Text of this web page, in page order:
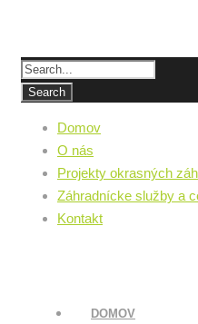
Domov
O nás
Projekty okrasných
Záhradnícke služby a
Kontakt
DOMOV